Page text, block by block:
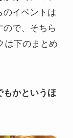
のイベントは
で、そちら
は下のまとめ
かというほ